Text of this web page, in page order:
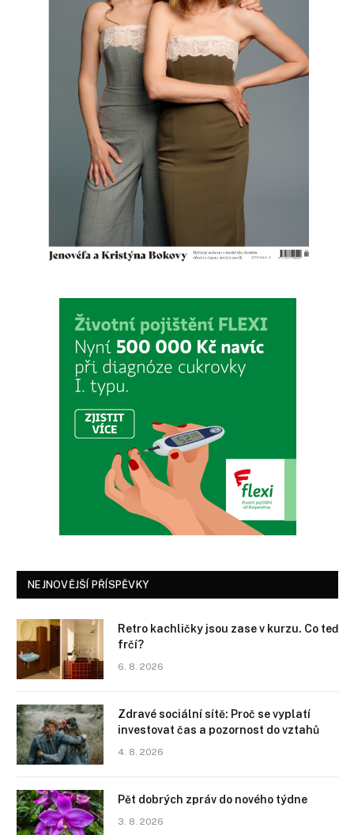
NEJNOVĚJŠÍ PŘÍSPĚVKY
Retro kachličky jsou zase v kurzu. Co teď
frčí?
6. 8. 2026
Zdravé sociální sítě: Proč se vyplatí
investovat čas a pozornost do vztahů
4. 8. 2026
Pět dobrých zpráv do nového týdne
3. 8. 2026